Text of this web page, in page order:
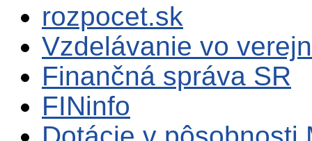
rozpocet.sk
Vzdelávanie vo
Finančná správa SR
FINinfo